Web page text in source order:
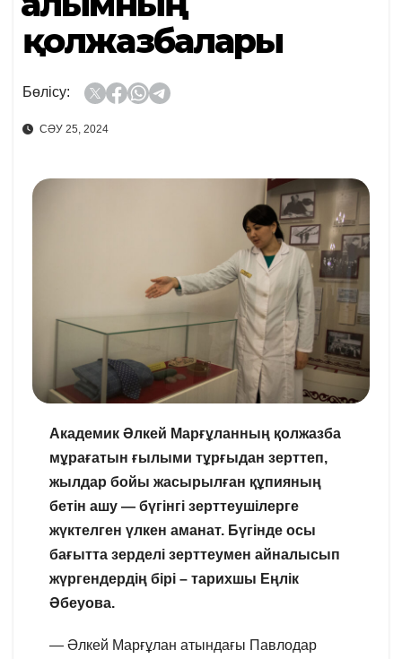
қолжазбалары
Бөлісу:
СӘУ 25, 2024
Академик Әлкей Марғұланның қолжазба
мұрағатын ғылыми тұрғыдан зерттеп,
жылдар бойы жасырылған құпияның
бетін ашу — бүгінгі зерттеушілерге
жүктелген үлкен аманат. Бүгінде осы
бағытта зерделі зерттеумен айналысып
жүргендердің бірі – тарихшы Еңлік
Әбеуова.
— Әлкей Марғұлан атындағы Павлодар